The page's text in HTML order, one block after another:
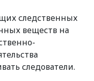
следственных
веществ на
следователи.